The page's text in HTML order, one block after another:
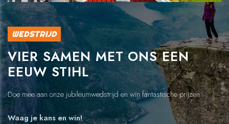
WEDSTRIJD
VIER SAMEN MET ONS EEN
EEUW STIHL
Doe mee aan onze jubileumwedstrijd en win fantastische prijzen.
Waag je kans en win!